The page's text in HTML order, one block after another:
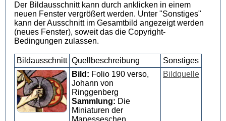
Der Bildausschnitt kann durch anklicken in einem
neuen Fenster vergrößert werden. Unter "Sonstiges"
kann der Ausschnitt im Gesamtbild angezeigt werden
(neues Fenster), soweit das die Copyright-
Bedingungen zulassen.
Bildausschnitt Quellbeschreibung
Sonstiges
Bild: Folio 190 verso,
Johann von
Ringgenberg
Sammlung: Die
Miniaturen der
Manesseschen
Bildquelle